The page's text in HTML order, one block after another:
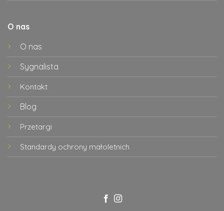
O nas
O nas
Sygnalista
Kontakt
Blog
Przetargi
Standardy ochrony małoletnich